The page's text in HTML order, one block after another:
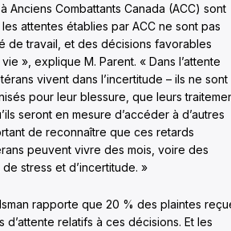
Anciens Combattants Canada (ACC) sont
attentes établies par ACC ne sont pas
de travail, et des décisions favorables
», explique M. Parent. « Dans l’attente
vivent dans l’incertitude – ils ne sont
pour leur blessure, que leurs
seront en mesure d’accéder à d’autres
de reconnaître que ces retards
peuvent vivre des mois, voire des
stress et d’incertitude. »
rapporte que 20 % des plaintes
d’attente relatifs à ces décisions. Et les